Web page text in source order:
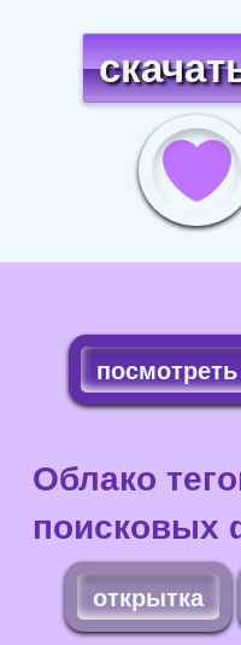
Облако
поисковых
открытка